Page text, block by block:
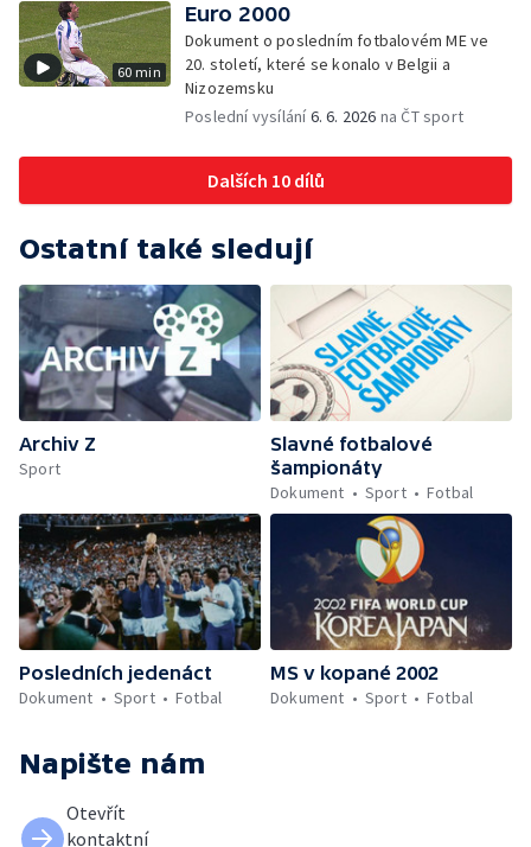
60 min
Euro 2000
Dokument o posledním fotbalovém ME ve
20. století, které se konalo v Belgii a
Nizozemsku
Poslední vysílání6. 6. 2026 na ČT sport
Dalších 10 dílů
Ostatní také sledují
Archiv Z
Sport
Slavné fotbalové
šampionáty
Dokument
Sport Fotbal
Posledních jedenáct
Dokument
Sport Fotbal
MS v kopané 2002
Dokument
Sport Fotbal
Napište nám
Otevřít
kontaktní